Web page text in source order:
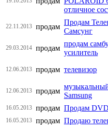
отличное
22.11.2013 продам
Продам
Самсунг
29.03.2014 продам
продам
усилитель
12.06.2013 продам телевизор
12.06.2013 продам
Samsung
16.05.2013 продам Продам
16.05.2013 продам Продаю